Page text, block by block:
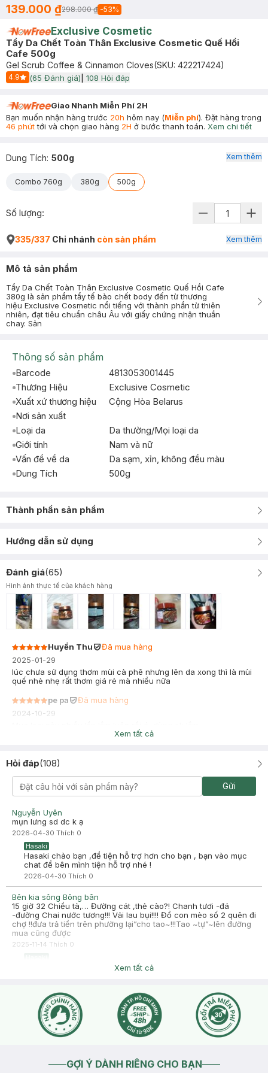
139.000 ₫298.000 ₫ -53%
Exclusive Cosmetic
Tẩy Da Chết Toàn Thân Exclusive Cosmetic Quế Hồi
Cafe 500g
Gel Scrub Coffee & Cinnamon Cloves(SKU: 422217424)
4.9
Start Icon
(65 Đánh giá) 108 Hỏi đáp
Giao Nhanh Miễn Phí 2H
Bạn muốn nhận hàng trước 20h hôm nay (Miễn phí). Đặt hàng trong
46 phúttới và chọn giao hàng 2H ở bước thanh toán. Xem chi tiết
Dung Tích: 500g
Combo 760g 380g 500g
Xem thêm
Số lượng:
335/337 Chi nhánh còn sản phẩm Xem thêm
Mô tả sản phẩm
Tẩy Da Chết Toàn Thân Exclusive Cosmetic Quế Hồi Cafe
380g là sản phẩm tẩy tế bào chết body đến từ thương
hiệu Exclusive Cosmetic nổi tiếng với thành phần từ thiên
nhiên, đạt tiêu chuẩn châu Âu với giấy chứng nhận thuần
chay. Sản
Thông số sản phẩm
Barcode
4813053001445
Thương Hiệu
Exclusive Cosmetic
Xuất xứ thương hiệu
Cộng Hòa Belarus
Nơi sản xuất
Loại da
Da thường/Mọi loại da
Giới tính
Nam và nữ
Vấn đề về da
Da sạm, xỉn, không đều màu
Dung Tích
500g
Thành phần sản phẩm
Hướng dẫn sử dụng
Đánh giá(65)
Hình ảnh thực tế của khách hàng
Huyền Thu
Đã mua hàng
2025-01-29
lúc chưa sử dụng thơm mùi cà phê nhưng lên da xong thì là mùi
quế nhè nhẹ rất thơm giá rẻ mà nhiều nữa
pe pa
Đã mua hàng
2024-10-29
Xem tất cả
Hỏi đáp(108)
Gửi
Nguyễn Uyên
mụn lưng sd dc k ạ
2026-04-30 Thích 0
Hasaki
Hasaki chào bạn ,để tiện hỗ trợ hơn cho bạn , bạn vào mục
chat để bên mình tiện hỗ trợ nhé !
2026-04-30 Thích 0
Bên kia sông Bông bân
15 giờ 32 Chiều tà,… Đường cát ,thẻ cào?! Chanh tươi -đá
-đường Chai nước tương!!! Vải lau bụi!!!! Đồ con mèo số 2 quên đi
chợ !!đưa trả tiền trên phường lại”cho tao~!!!Tao ~tự”~lên đường
mua cũng được
2025-11-14 Thích 0
Dạ chào bạn, nếu bạn cần hỗ trợ bạn inbox Facebook để
2025-11-14Thích
Xem tất cả
GỢI Ý DÀNH RIÊNG CHO BẠN